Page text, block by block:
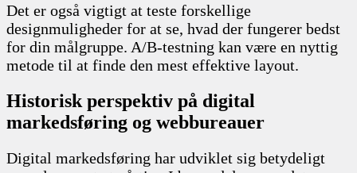
Det er også vigtigt at teste forskellige
designmuligheder for at se, hvad der fungerer bedst
for din målgruppe. A/B-testning kan være en nyttig
metode til at finde den mest effektive layout.
Historisk perspektiv på digital
markedsføring og webbureauer
Digital markedsføring har udviklet sig betydeligt